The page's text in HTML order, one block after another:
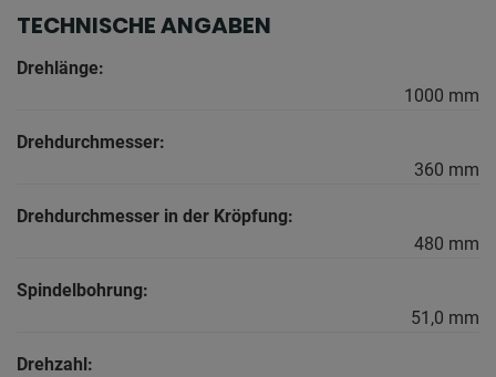
TECHNISCHE ANGABEN
Drehlänge:
1000 mm
Drehdurchmesser:
360 mm
Drehdurchmesser in der Kröpfung:
480 mm
Spindelbohrung:
51,0 mm
Drehzahl: